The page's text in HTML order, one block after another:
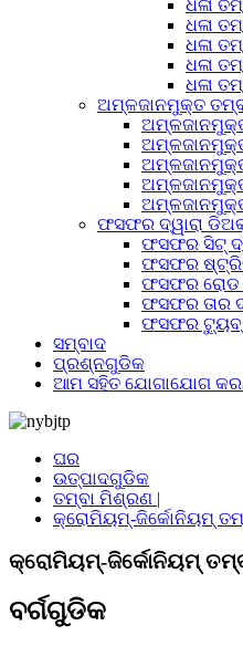
ଧଳା
ଧଳା
ଧଳା
ଧଳା
ଧଳା
ଅମ୍ଳଜାନମୁକ୍ତ
ଫସଫର ଦ୍ୱାରା
ଫସଫର ସିଟ୍
ଫସଫର
ଫସଫର ରୋଡ
ଫସଫର ତାର
ଫସଫର ଟ୍ୟୁବ୍
ସମ୍ବାଦ
ପ୍ରଶ୍ନଗୁଡିକ
ଆମ ସହିତ ଯୋଗାଯୋଗ
ଘର
ଉତ୍ପାଦଗୁଡିକ
ତମ୍ବା ମିଶ୍ରଣ |
କ୍ରୋମିୟମ୍-ଜିର୍କୋନିୟମ୍
କ୍ରୋମିୟମ୍-ଜିର୍କୋନିୟମ୍
ବର୍ଗଗୁଡିକ